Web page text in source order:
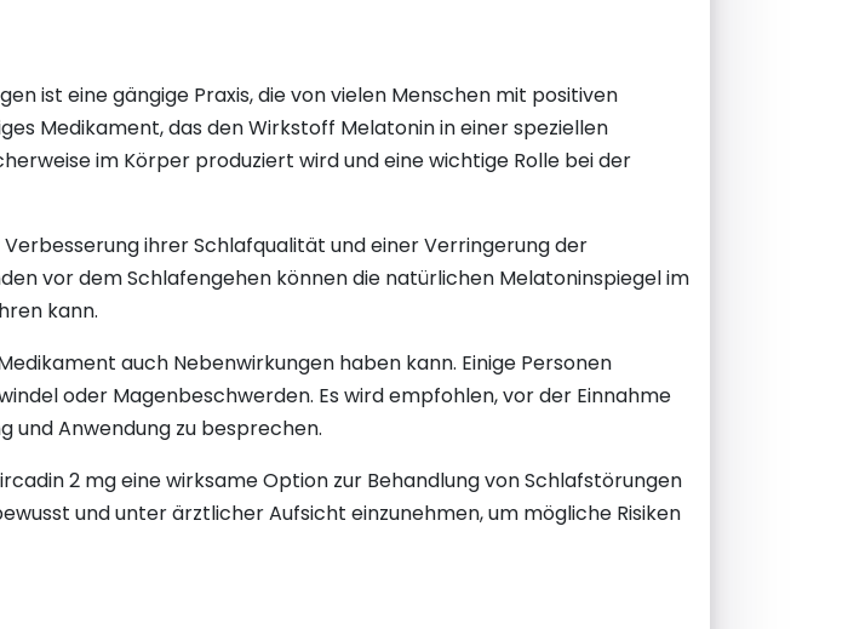
ist eine gängige Praxis, die von vielen Menschen mit positiven
Medikament, das den Wirkstoff Melatonin in einer speziellen
im Körper produziert wird und eine wichtige Rolle bei der
ihrer Schlafqualität und einer Verringerung der
vor dem Schlafengehen können die natürlichen Melatoninspiegel im
kann.
auch Nebenwirkungen haben kann. Einige Personen
oder Magenbeschwerden. Es wird empfohlen, vor der Einnahme
und Anwendung zu besprechen.
2 mg eine wirksame Option zur Behandlung von Schlafstörungen
und unter ärztlicher Aufsicht einzunehmen, um mögliche Risiken